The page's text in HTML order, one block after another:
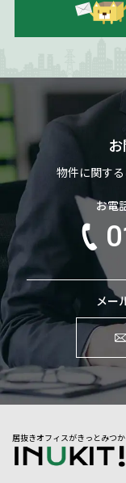
物件に関す
お電
メー
居抜きオフィスがきっとみつ